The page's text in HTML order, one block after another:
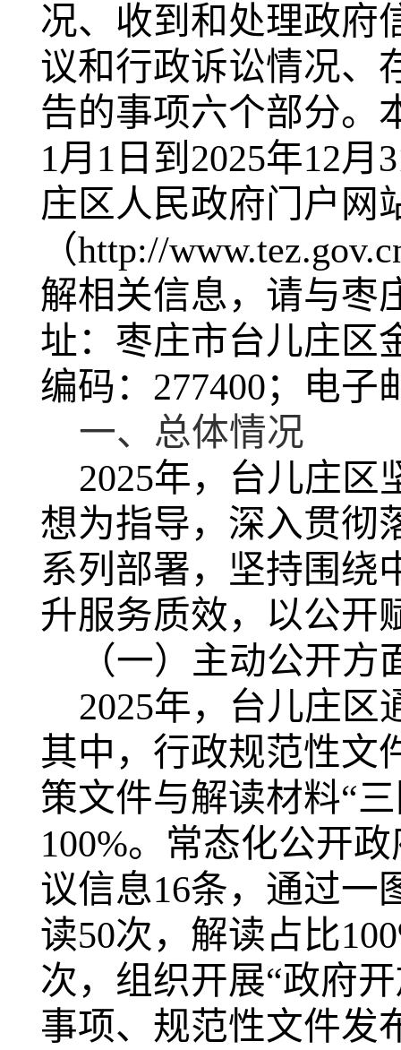
况、收到和处理政府
议和行政诉讼情况、
告的事项六个部分。
1月1日到2025年12
庄区人民政府门户网
（http://
解相关信息，请与枣
址：枣庄市台儿庄区
编码：277400；电子
一、总体情况
2025年，台儿庄区
想为指导，深入贯彻
系列部署，坚持围绕
升服务质效，以公开
（一）主动公开方
2025年，台儿庄区
其中，行政规范性文
策文件与解读材料“
100%。常态化公开
议信息16条，通过一
读50次，解读占比
次，组织开展“政府
事项、规范性文件发